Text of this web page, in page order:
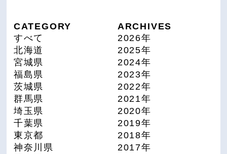
CATEGORY
すべて
北海道
宮城県
福島県
茨城県
群馬県
埼玉県
千葉県
東京都
神奈川県
ARCHIVES
2026年
2025年
2024年
2023年
2022年
2021年
2020年
2019年
2018年
2017年